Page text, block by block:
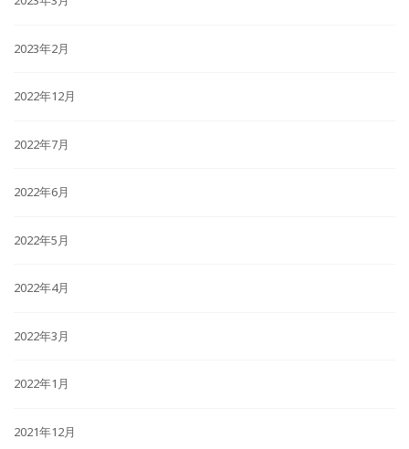
2023年2月
2022年12月
2022年7月
2022年6月
2022年5月
2022年4月
2022年3月
2022年1月
2021年12月